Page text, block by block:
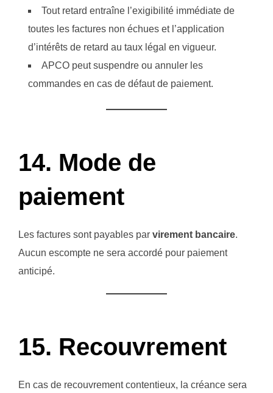
Tout retard entraîne l’exigibilité immédiate de
toutes les factures non échues et l’application
d’intérêts de retard au taux légal en vigueur.
APCO peut suspendre ou annuler les
commandes en cas de défaut de paiement.
14. Mode de
paiement
Les factures sont payables par virement bancaire.
Aucun escompte ne sera accordé pour paiement
anticipé.
15. Recouvrement
En cas de recouvrement contentieux, la créance sera